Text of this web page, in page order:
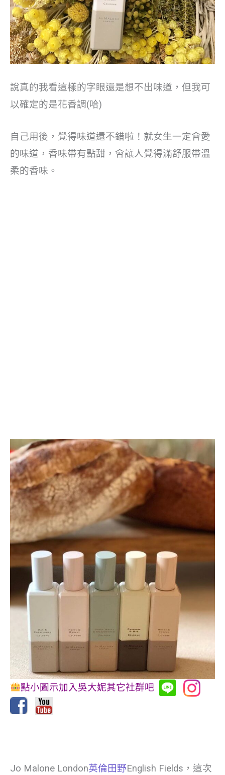
說真的我看這樣的字眼還是想不出味道，但我可
以確定的是花香調(哈)
自己用後，覺得味道還不錯啦！就女生一定會愛
的味道，香味帶有點甜，會讓人覺得滿舒服帶溫
柔的香味。
點小圖示加入吳大妮其它社群吧
Jo Malone London英倫田野English Fields，這次